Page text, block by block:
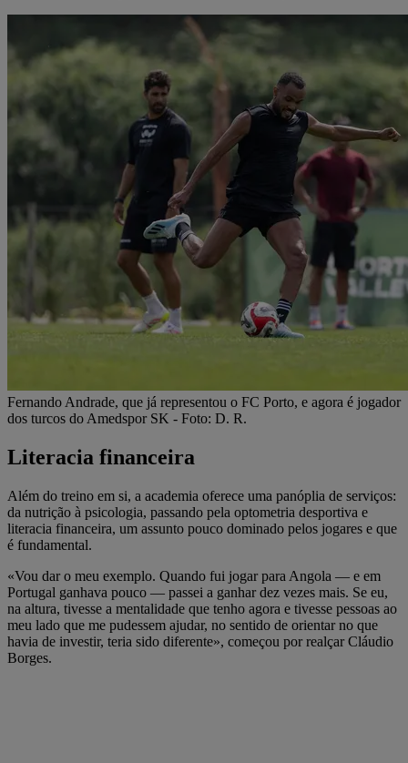
Fernando Andrade, que já representou o FC Porto, e agora é jogador
dos turcos do Amedspor SK - Foto: D. R.
Literacia financeira
Além do treino em si, a academia oferece uma panóplia de serviços:
da nutrição à psicologia, passando pela optometria desportiva e
literacia financeira, um assunto pouco dominado pelos jogares e que
é fundamental.
«Vou dar o meu exemplo. Quando fui jogar para Angola — e em
Portugal ganhava pouco — passei a ganhar dez vezes mais. Se eu,
na altura, tivesse a mentalidade que tenho agora e tivesse pessoas ao
meu lado que me pudessem ajudar, no sentido de orientar no que
havia de investir, teria sido diferente», começou por realçar Cláudio
Borges.